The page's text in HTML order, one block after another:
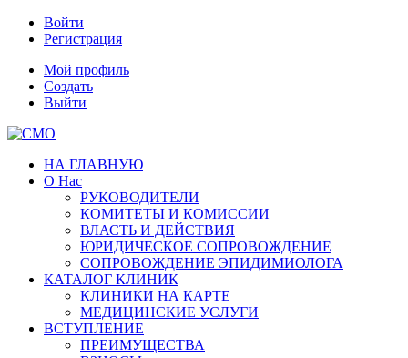
Войти
Регистрация
Мой профиль
Создать
Выйти
НА ГЛАВНУЮ
О Нас
РУКОВОДИТЕЛИ
КОМИТЕТЫ И КОМИССИИ
ВЛАСТЬ И ДЕЙСТВИЯ
ЮРИДИЧЕСКОЕ СОПРОВОЖДЕНИЕ
СОПРОВОЖДЕНИЕ ЭПИДИМИОЛОГА
КАТАЛОГ КЛИНИК
КЛИНИКИ НА КАРТЕ
МЕДИЦИНСКИЕ УСЛУГИ
ВСТУПЛЕНИЕ
ПРЕИМУЩЕСТВА